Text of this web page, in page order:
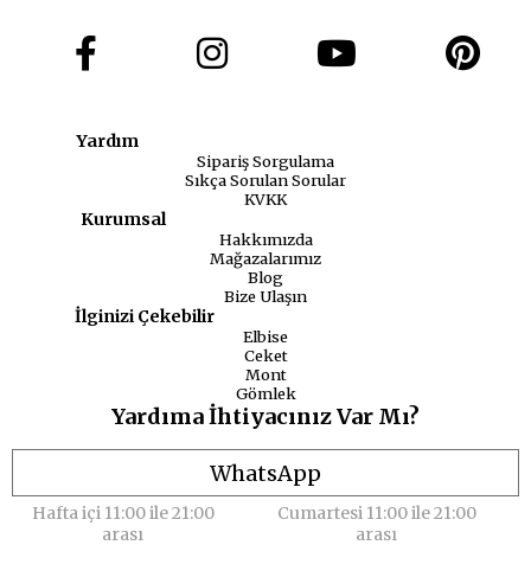
Yardım
Sipariş Sorgulama
Sıkça Sorulan Sorular
KVKK
Kurumsal
Hakkımızda
Mağazalarımız
Blog
Bize Ulaşın
İlginizi Çekebilir
Elbise
Ceket
Mont
Gömlek
Yardıma İhtiyacınız Var Mı?
WhatsApp
Hafta içi 11:00 ile 21:00
arası
Cumartesi 11:00 ile 21:00
arası